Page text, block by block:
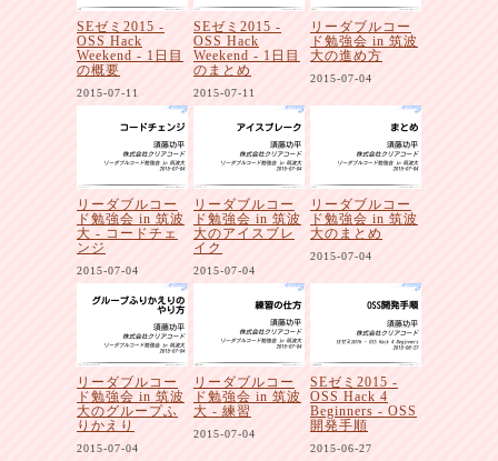
SEゼミ2015 -
OSS Hack
Weekend - 1日目
の概要
2015-07-11
SEゼミ2015 -
OSS Hack
Weekend - 1日目
のまとめ
2015-07-11
リーダブルコー
ド勉強会 in 筑波
大の進め方
2015-07-04
リーダブルコー
ド勉強会 in 筑波
大 - コードチェ
ンジ
2015-07-04
リーダブルコー
ド勉強会 in 筑波
大のアイスブレ
イク
2015-07-04
リーダブルコー
ド勉強会 in 筑波
大のまとめ
2015-07-04
リーダブルコー
ド勉強会 in 筑波
大のグループふ
りかえり
2015-07-04
リーダブルコー
ド勉強会 in 筑波
大 - 練習
2015-07-04
SEゼミ2015 -
OSS Hack 4
Beginners - OSS
開発手順
2015-06-27